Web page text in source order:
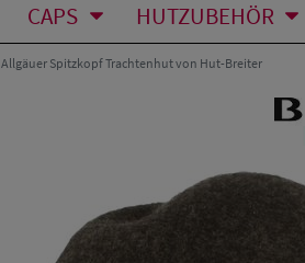
CAPS HUTZUBEHÖR
Allgäuer Spitzkopf Trachtenhut von Hut-Breiter